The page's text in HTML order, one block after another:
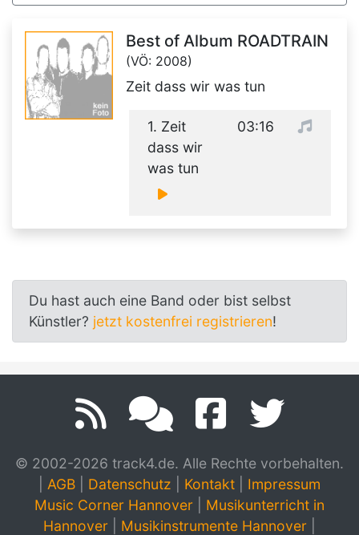
Best of Album ROADTRAIN
(VÖ: 2008)
Zeit dass wir was tun
1. Zeit
dass wir
was tun
03:16
Du hast auch eine Band oder bist selbst
Künstler? jetzt kostenfrei registrieren!
© 2002-2026 track4.de. Alle Rechte vorbehalten.
AGB Datenschutz Kontakt
Impressum
Music Corner Hannover
Musikunterricht in
Hannover
Musikinstrumente Hannover